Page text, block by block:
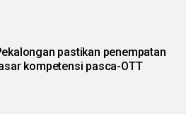
pastikan penempatan
kompetensi pasca-OTT